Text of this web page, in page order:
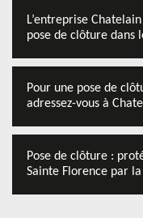
L’entreprise
pose de clôture dans
Pour une pose de
adressez-vous à
Pose de clôture :
Sainte Florence par